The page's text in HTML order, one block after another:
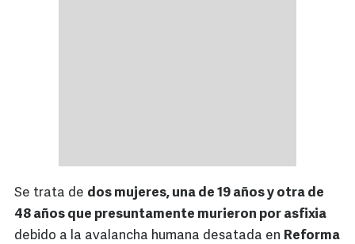
Se trata de dos mujeres, una de 19 años y otra de
48 años que presuntamente murieron por asfixia
debido a la avalancha humana desatada en Reforma